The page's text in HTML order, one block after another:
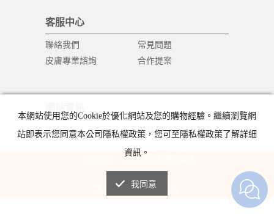
客服中心
聯絡我們
皮膚專業諮詢
常見問題
合作提案
防止詐騙 隱私權政策
Copyright © 2018 健業生技有限公司
手機版 | 電腦版
本網站使用您的Cookie於優化網站及您的購物經驗。繼續瀏覽網
站即表示您同意本公司隱私權政策，您可至隱私權政策了解詳細
資訊。
我同意